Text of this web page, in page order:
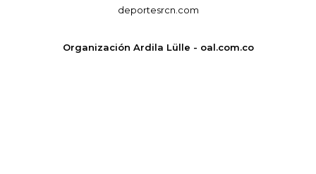
deportesrcn.com
Organización Ardila Lülle - oal.com.co